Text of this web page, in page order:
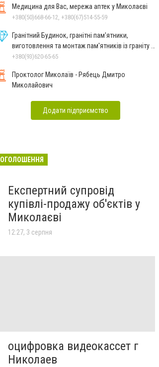
Медицина для Вас, мережа аптек у Миколаєві
+380(50)668-66-12, +380(67)514-55-59
Гранітний Будинок, гранітні пам'ятники,
виготовлення та монтаж пам'ятників із граніту в
Миколаєві
+380(93)620-65-65
Проктолог Миколаїв - Рябець Дмитро
Миколайович
Додати підприємство
ОГОЛОШЕННЯ
Експертний супровід
купівлі-продажу об'єктів у
Миколаєві
12:27, 3 серпня
оцифровка видеокассет г
Николаев